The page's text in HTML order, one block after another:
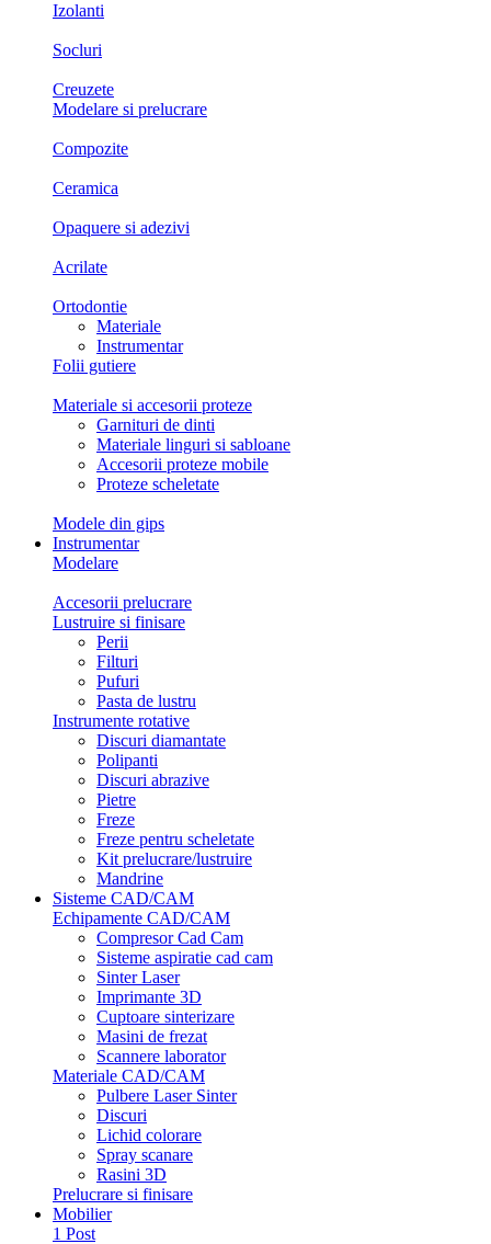
Izolanti
Socluri
Creuzete
Modelare si prelucrare
Compozite
Ceramica
Opaquere si adezivi
Acrilate
Ortodontie
Materiale
Instrumentar
Folii gutiere
Materiale si accesorii proteze
Garnituri de dinti
Materiale linguri si sabloane
Accesorii proteze mobile
Proteze scheletate
Modele din gips
Instrumentar
Modelare
Accesorii prelucrare
Lustruire si finisare
Perii
Filturi
Pufuri
Pasta de lustru
Instrumente rotative
Discuri diamantate
Polipanti
Discuri abrazive
Pietre
Freze
Freze pentru scheletate
Kit prelucrare/lustruire
Mandrine
Sisteme CAD/CAM
Echipamente CAD/CAM
Compresor Cad Cam
Sisteme aspiratie cad cam
Sinter Laser
Imprimante 3D
Cuptoare sinterizare
Masini de frezat
Scannere laborator
Materiale CAD/CAM
Pulbere Laser Sinter
Discuri
Lichid colorare
Spray scanare
Rasini 3D
Prelucrare si finisare
Mobilier
1 Post